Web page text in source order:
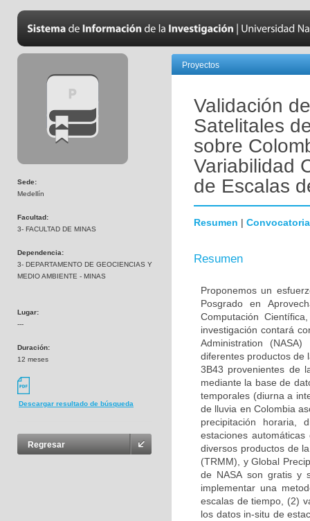
Sede:
Medellín
Facultad:
3- FACULTAD DE MINAS
Dependencia:
3- DEPARTAMENTO DE GEOCIENCIAS Y
MEDIO AMBIENTE - MINAS
Lugar:
---
Duración:
12 meses
Descargar resultado de búsqueda
Regresar
Proyectos
Validación
Satelitales
sobre
Variabilidad
de Escalas
Resumen | Convocatoria
Resumen
Proponemos un
Posgrado en
Computación
investigación contará
Administration
diferentes productos de
3B43 provenientes de
mediante la base de
temporales (diurna a
de lluvia en Colombia
precipitación horaria,
estaciones
diversos productos de
(TRMM), y Global
de NASA son gratis y
implementar una
escalas de tiempo, (2)
los datos in-situ de